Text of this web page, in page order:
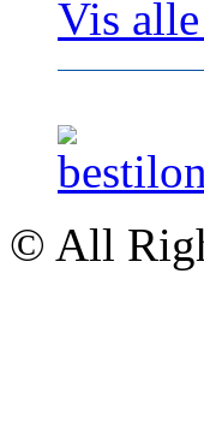
Vis
© All